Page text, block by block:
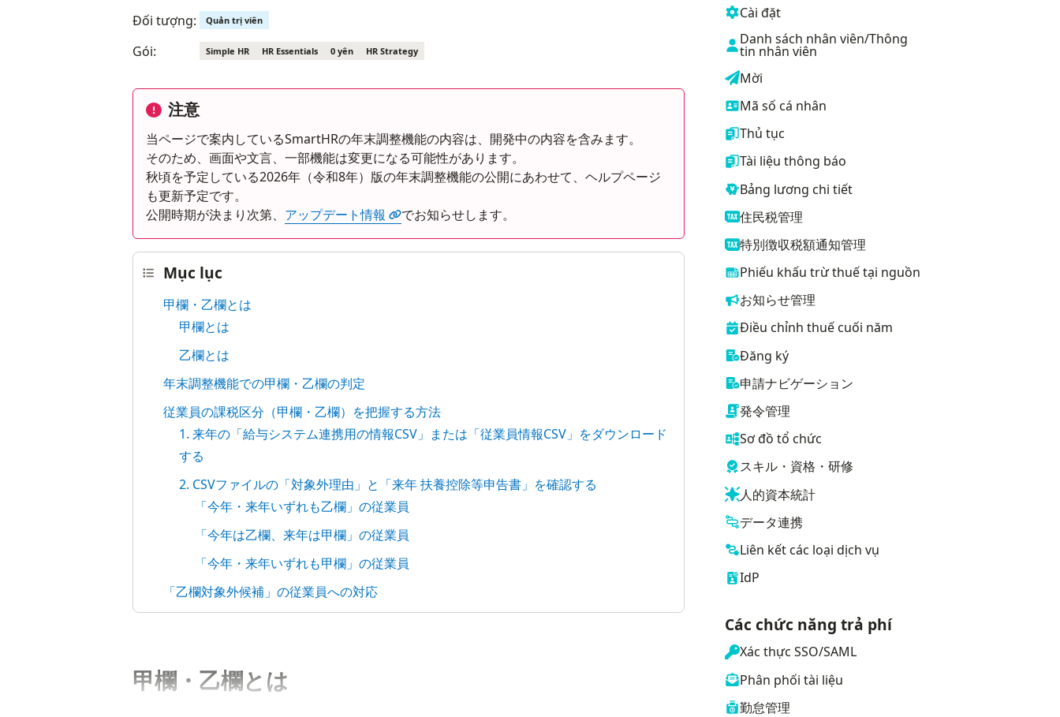
Đối tượng: Quản trị viên
Gói: Simple HR HR Essentials 0 yên HR Strategy
注意
当ページで案内しているSmartHRの年末調整機能の内容は、開発中の内容を含みます。
そのため、画面や文言、一部機能は変更になる可能性があります。
秋頃を予定している2026年（令和8年）版の年末調整機能の公開にあわせて、ヘルプページ
も更新予定です。
公開時期が決まり次第、 アップデート情報 でお知らせします。
Mục lục
甲欄・乙欄とは
甲欄とは
乙欄とは
年末調整機能での甲欄・乙欄の判定
従業員の課税区分（甲欄・乙欄）を把握する方法
1. 来年の「給与システム連携用の情報CSV」または「従業員情報CSV」をダウンロード
する
2. CSVファイルの「対象外理由」と「来年 扶養控除等申告書」を確認する
「今年・来年いずれも乙欄」の従業員
「今年は乙欄、来年は甲欄」の従業員
「今年・来年いずれも甲欄」の従業員
「乙欄対象外候補」の従業員への対応
甲欄・乙欄とは
Cài đặt
Danh sách nhân viên/Thông
tin nhân viên
Mời
Mã số cá nhân
Thủ tục
Tài liệu thông báo
Bảng lương chi tiết
住民税管理
特別徴収税額通知管理
Phiếu khấu trừ thuế tại nguồn
お知らせ管理
Điều chỉnh thuế cuối năm
Đăng ký
申請ナビゲーション
発令管理
Sơ đồ tổ chức
スキル・資格・研修
人的資本統計
データ連携
Liên kết các loại dịch vụ
IdP
Các chức năng trả phí
Xác thực SSO/SAML
Phân phối tài liệu
勤怠管理